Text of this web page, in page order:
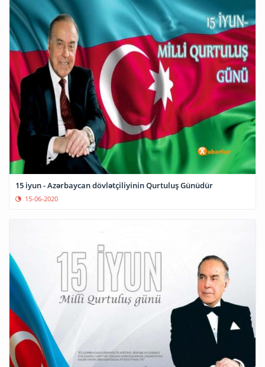
15 iyun - Azərbaycan dövlətçiliyinin Qurtuluş Günüdür
15-06-2020